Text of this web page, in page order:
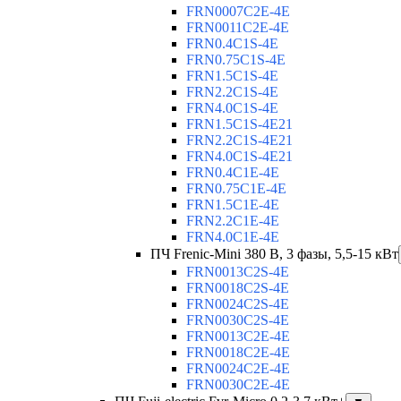
FRN0007C2E-4E
FRN0011C2E-4E
FRN0.4C1S-4E
FRN0.75C1S-4E
FRN1.5C1S-4E
FRN2.2C1S-4E
FRN4.0C1S-4E
FRN1.5C1S-4E21
FRN2.2C1S-4E21
FRN4.0C1S-4E21
FRN0.4C1E-4E
FRN0.75C1E-4E
FRN1.5C1E-4E
FRN2.2C1E-4E
FRN4.0C1E-4E
ПЧ Frenic-Mini 380 В, 3 фазы, 5,5-15 кВт
FRN0013C2S-4E
FRN0018C2S-4E
FRN0024C2S-4E
FRN0030C2S-4E
FRN0013C2E-4E
FRN0018C2E-4E
FRN0024C2E-4E
FRN0030C2E-4E